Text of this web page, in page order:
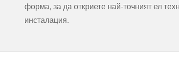
форма, за да откриете най-точният ел
инсталация.